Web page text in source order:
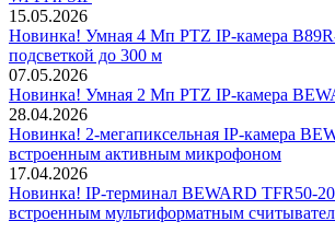
15.05.2026
Новинка! Умная 4 Мп PTZ IP-камера
подсветкой до 300 м
07.05.2026
Новинка! Умная 2 Мп PTZ IP-камера
28.04.2026
Новинка! 2-мегапиксельная IP-камера
встроенным активным микрофоном
17.04.2026
Новинка! IP-терминал BEWARD TFR50-
встроенным мультиформатным